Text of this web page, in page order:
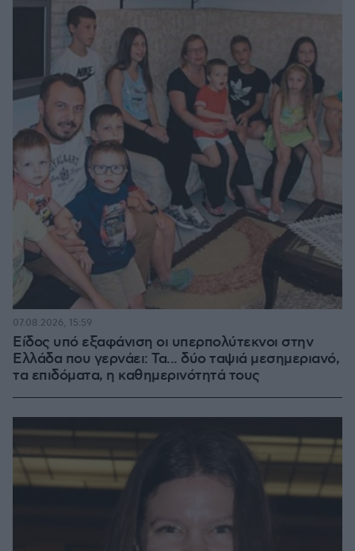
Είδος υπό εξαφάνιση οι υπερπολύτεκνοι στην
Ελλάδα που γερνάει: Τα... δύο ταψιά μεσημεριανό,
τα επιδόματα, η καθημερινότητά τους
07.08.2026, 15:59